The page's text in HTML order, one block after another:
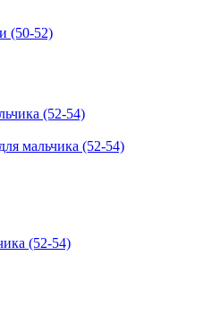
(50-52)
мальчика (52-54)
(52-54)